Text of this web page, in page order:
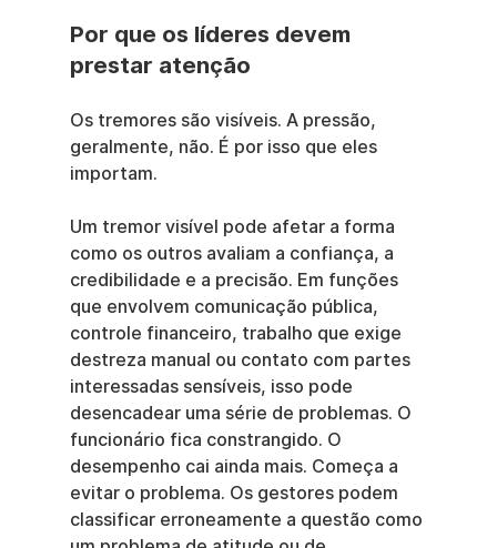
Por que os líderes devem
prestar atenção
Os tremores são visíveis. A pressão,
geralmente, não. É por isso que eles
importam.
Um tremor visível pode afetar a forma
como os outros avaliam a confiança, a
credibilidade e a precisão. Em funções
que envolvem comunicação pública,
controle financeiro, trabalho que exige
destreza manual ou contato com partes
interessadas sensíveis, isso pode
desencadear uma série de problemas. O
funcionário fica constrangido. O
desempenho cai ainda mais. Começa a
evitar o problema. Os gestores podem
classificar erroneamente a questão como